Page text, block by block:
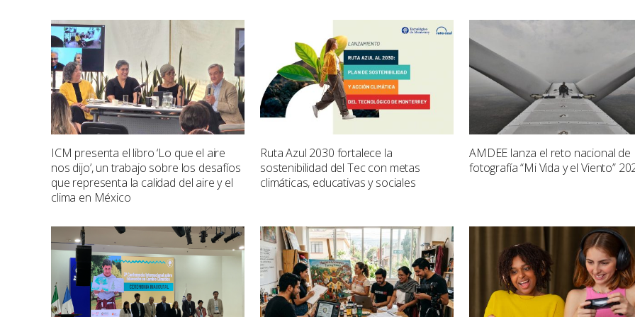
ICM presenta el libro ‘Lo que el aire
nos dijo’, un trabajo sobre los desafíos
que representa la calidad del aire y el
clima en México
Ruta Azul 2030 fortalece la
sostenibilidad del Tec con metas
climáticas, educativas y sociales
AMDEE lanza el reto nacional de
fotografía “Mi Vida y el Viento”